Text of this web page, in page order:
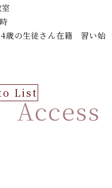
歳の生徒さん在籍 習い始
List
Access